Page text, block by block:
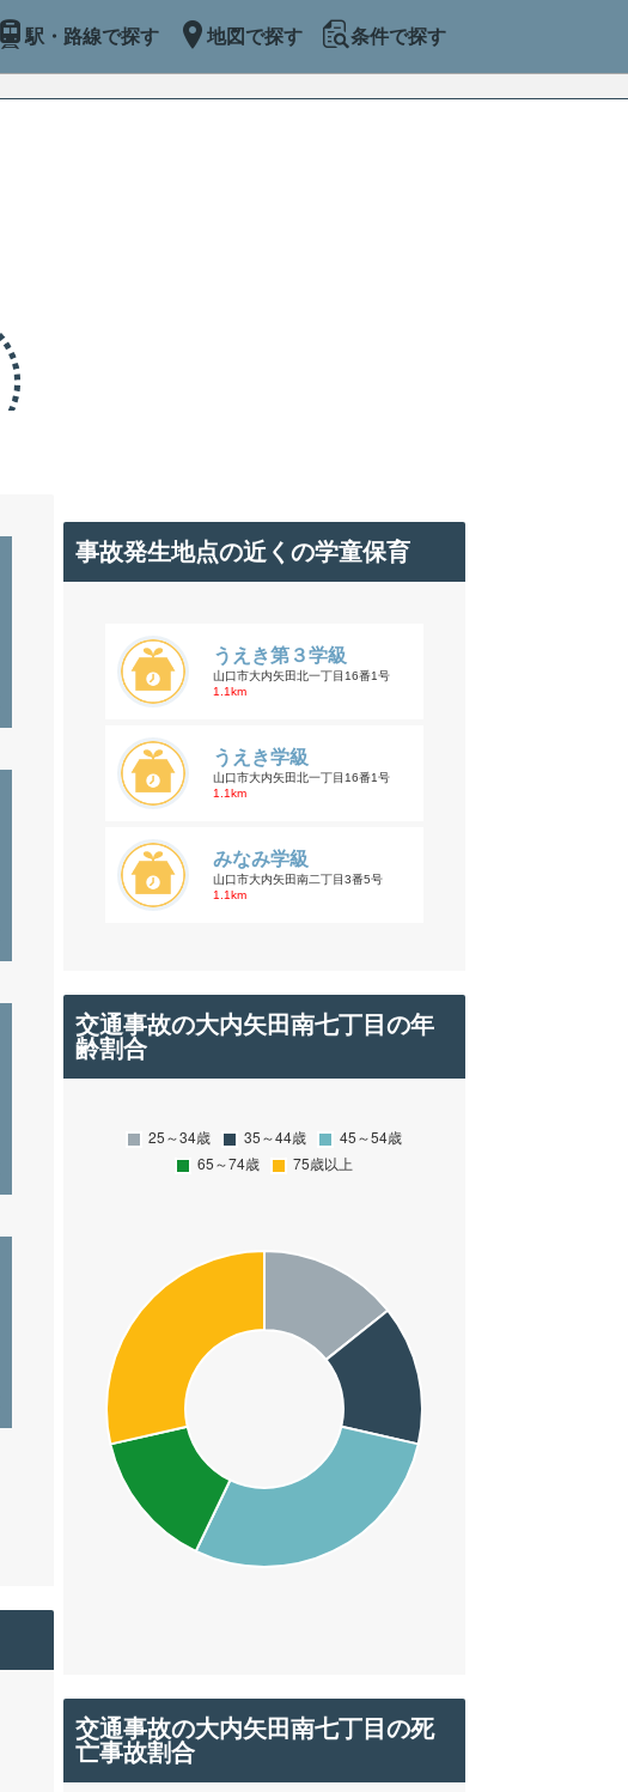
駅・路線で探す 地図で探す 条件で探す
事故発生地点の近くの学童保育
うえき第３学級
山口市大内矢田北一丁目16番1号
1.1km
うえき学級
山口市大内矢田北一丁目16番1号
1.1km
みなみ学級
山口市大内矢田南二丁目3番5号
1.1km
交通事故の大内矢田南七丁目の年
齢割合
交通事故の大内矢田南七丁目の死
亡事故割合